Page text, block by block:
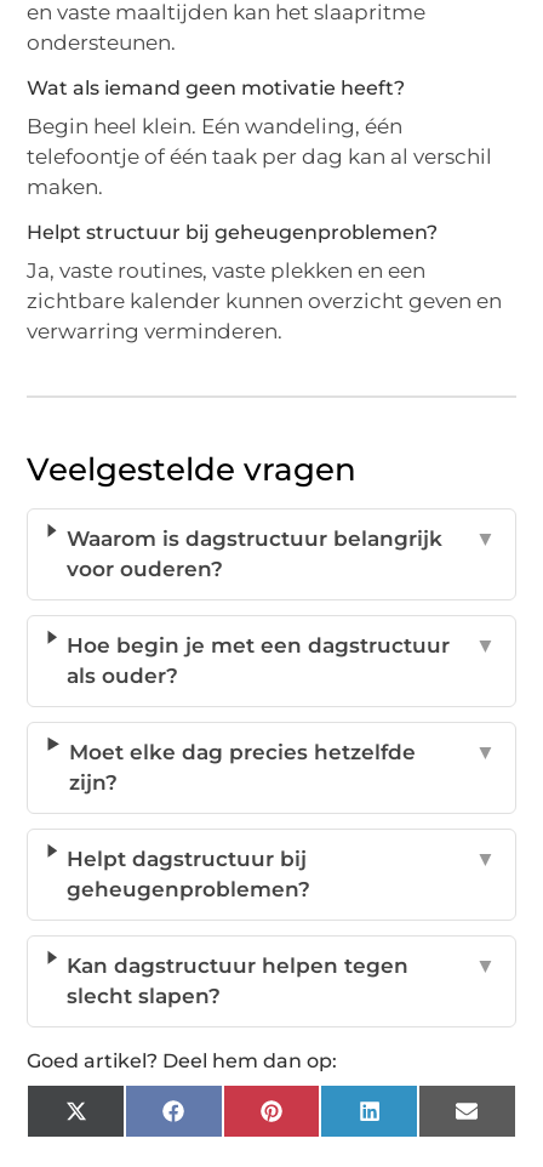
en vaste maaltijden kan het slaapritme
ondersteunen.
Wat als iemand geen motivatie heeft?
Begin heel klein. Eén wandeling, één
telefoontje of één taak per dag kan al verschil
maken.
Helpt structuur bij geheugenproblemen?
Ja, vaste routines, vaste plekken en een
zichtbare kalender kunnen overzicht geven en
verwarring verminderen.
Veelgestelde vragen
Waarom is dagstructuur belangrijk
voor ouderen?
▼
Hoe begin je met een dagstructuur
als ouder?
▼
Moet elke dag precies hetzelfde
zijn?
▼
Helpt dagstructuur bij
geheugenproblemen?
▼
Kan dagstructuur helpen tegen
slecht slapen?
▼
Goed artikel? Deel hem dan op:
X
(Twitter)
FacebookPinterestLinkedInEmail